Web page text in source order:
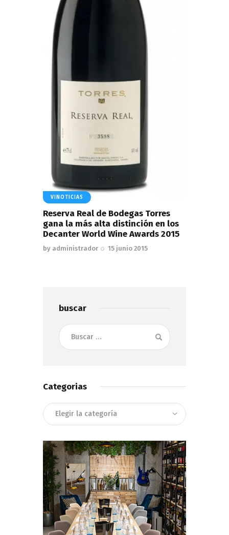
VINOTICIAS
Reserva Real de Bodegas Torres
gana la más alta distinción en los
Decanter World Wine Awards 2015
by administrador 15 junio 2015
buscar
Buscar:
Categorias
Categorias